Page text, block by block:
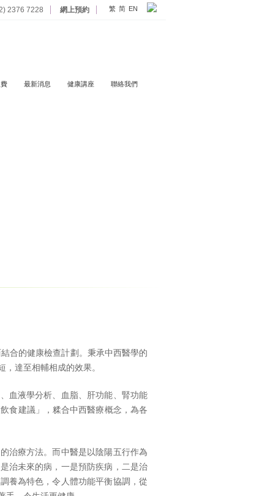
2376 7228 網上預約 繁 简 EN
最新消息 健康講座 聯絡我們
合的健康檢查計劃。秉承中西醫學的
達至相輔相成的效果。
血液學分析、血脂、肝功能、腎功能
食建議」，糅合中西醫療概念，為各
治療方法。而中醫是以陰陽五行作為
治未來的病，一是預防疾病，二是治
養為特色，令人體功能平衡協調，從